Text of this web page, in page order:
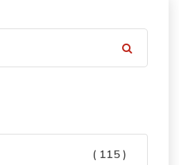
( 115 )